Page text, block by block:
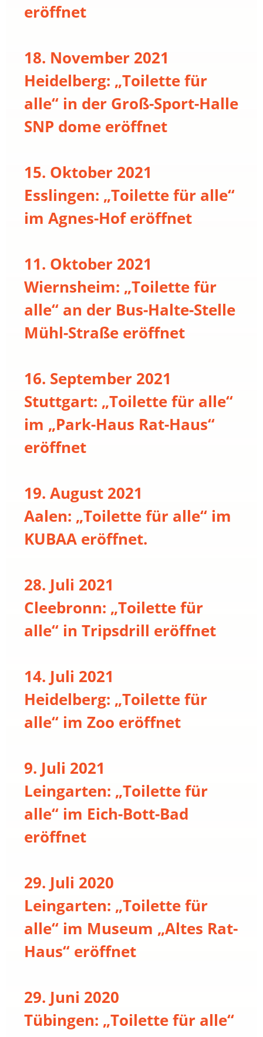
eröffnet
18. November 2021
Heidelberg: „Toilette für
alle“ in der Groß-Sport-Halle
SNP dome eröffnet
15. Oktober 2021
Esslingen: „Toilette für alle“
im Agnes-Hof eröffnet
11. Oktober 2021
Wiernsheim: „Toilette für
alle“ an der Bus-Halte-Stelle
Mühl-Straße eröffnet
16. September 2021
Stuttgart: „Toilette für alle“
im „Park-Haus Rat-Haus“
eröffnet
19. August 2021
Aalen: „Toilette für alle“ im
KUBAA eröffnet.
28. Juli 2021
Cleebronn: „Toilette für
alle“ in Tripsdrill eröffnet
14. Juli 2021
Heidelberg: „Toilette für
alle“ im Zoo eröffnet
9. Juli 2021
Leingarten: „Toilette für
alle“ im Eich-Bott-Bad
eröffnet
29. Juli 2020
Leingarten: „Toilette für
alle“ im Museum „Altes Rat-
Haus“ eröffnet
29. Juni 2020
Tübingen: „Toilette für alle“